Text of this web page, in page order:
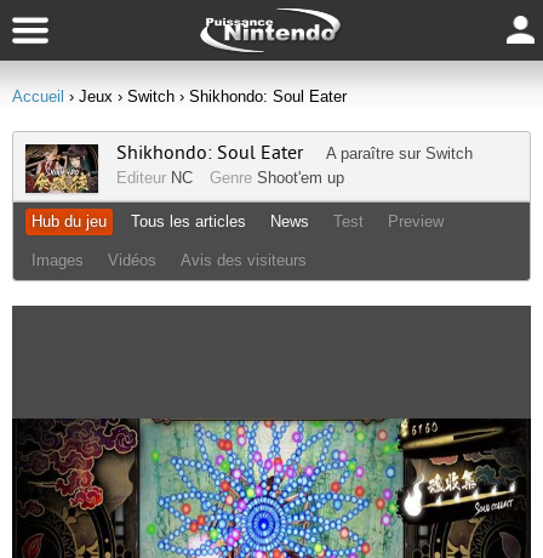
Accueil › Jeux › Switch › Shikhondo: Soul Eater
Shikhondo: Soul Eater A paraître sur Switch
Editeur NC Genre Shoot'em up
Hub du jeu Tous les articles News Test Preview
Images Vidéos Avis des visiteurs